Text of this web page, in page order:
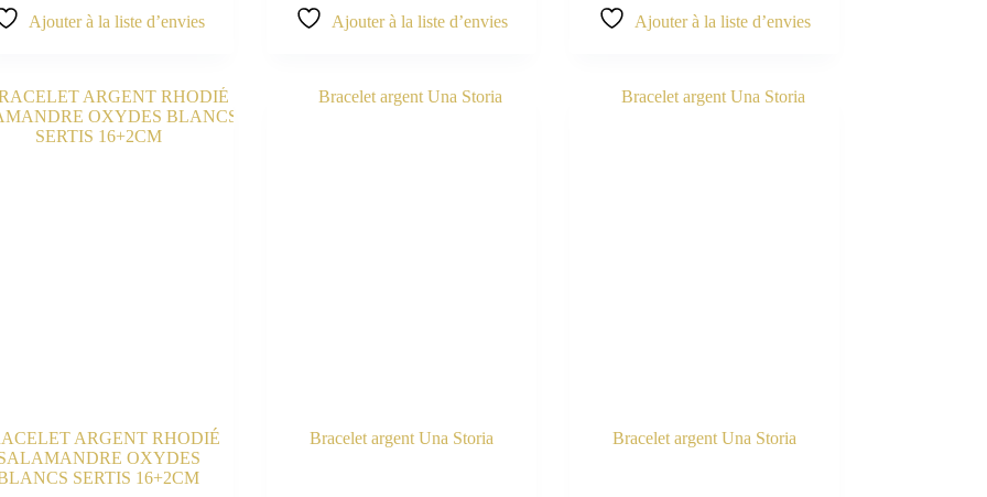
Ajouter à la liste d’envies Ajouter à la liste d’envies Ajouter à la liste d’envies
ARGENT RHODIÉ
OXYDES
SERTIS 16+2CM
Bracelet argent Una Storia Bracelet argent Una Storia